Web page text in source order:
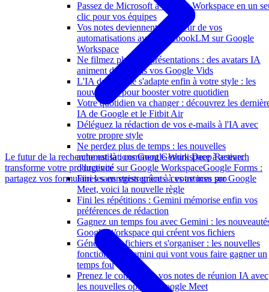
Passez de Microsoft à Google Workspace en un
clic pour vos équipes
Vos notes deviennent le moteur de vos
automatisations avec NotebookLM sur Google
Workspace
Ne filmez plus vos présentations : des avatars IA
animent désormais vos Google Vids
L'IA de Google s'adapte enfin à votre style : les
nouveautés pour booster votre quotidien
Votre quotidien va changer : découvrez les
IA de Google et le Fitbit Air
Déléguez la rédaction de vos e-mails à l'IA avec
votre propre style
Ne perdez plus de temps : les nouvelles
automatisations Google Workspace à activer
d'urgence
Fini les enregistrements à votre insu sur Google
Meet, voici la nouvelle règle
Fini les répétitions : Gemini mémorise enfin vos
préférences de rédaction
Gagnez un temps fou avec Gemini : les
Google Workspace qui créent vos fichiers
Générer des fichiers et s'organiser : les nouvelles
fonctions de Gemini qui vont vous faire gagner un
temps fou
Prenez le contrôle de vos notes de réunion IA avec
les nouvelles options Google Meet
Le futur de la recherche est là : comment Gemini Deep Research
transforme votre productivité sur Google WorkspaceGoogle Forms :
partagez vos formulaires sans stress grâce à ces astuces pro